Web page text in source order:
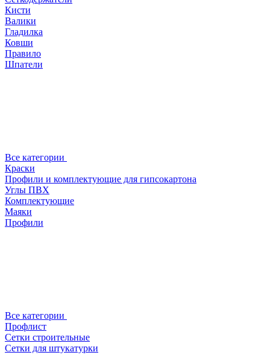
Кисти
Валики
Гладилка
Ковши
Правило
Шпатели
Все категории
Краски
Профили и комплектующие для гипсокартона
Углы ПВХ
Комплектующие
Маяки
Профили
Все категории
Профлист
Сетки строительные
Сетки для штукатурки